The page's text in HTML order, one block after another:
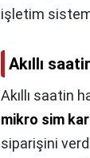
işletim
Akıllı
Akıllı saatin
mikro sim
siparişini